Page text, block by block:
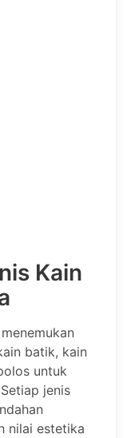
Kain
batik, kain
untuk
jenis
nilai estetika